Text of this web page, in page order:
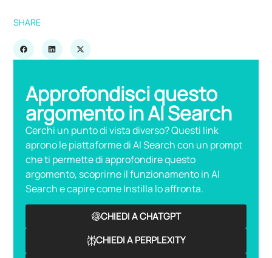
SHARE
Approfondisci questo
argomento in AI Search
Cerchi un punto di vista diverso? Questi link
aprono le piattaforme di AI Search con un prompt
che ti permette di approfondire questo
argomento, scoprirne il funzionamento in AI
Search e capire come Instilla lo affronta.
CHIEDI A CHATGPT
CHIEDI A PERPLEXITY